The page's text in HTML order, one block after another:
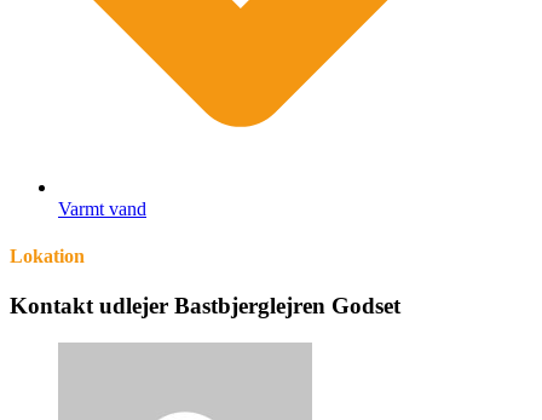
Varmt vand
Lokation
Kontakt udlejer Bastbjerglejren Godset